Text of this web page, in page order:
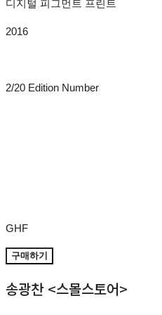
디지털 피그먼트 프린트
2016
2/20 Edition Number
GHF
구매하기
송광찬 <스몰스토어>